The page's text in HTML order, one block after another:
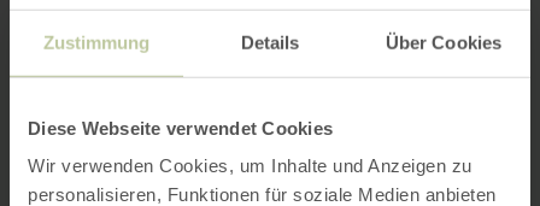
Zustimmung Details Über Cookies
Diese Webseite verwendet Cookies
Wir verwenden Cookies, um Inhalte und Anzeigen zu
personalisieren, Funktionen für soziale Medien anbieten